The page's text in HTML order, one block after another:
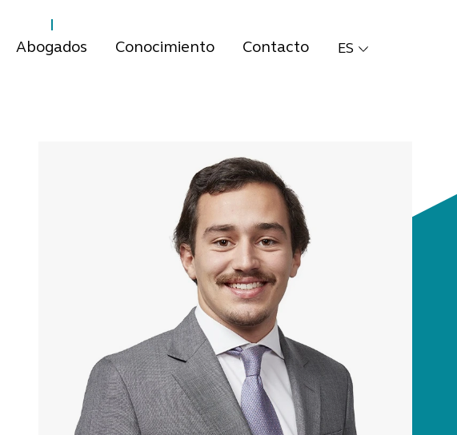
Abogados Conocimiento Contacto ES